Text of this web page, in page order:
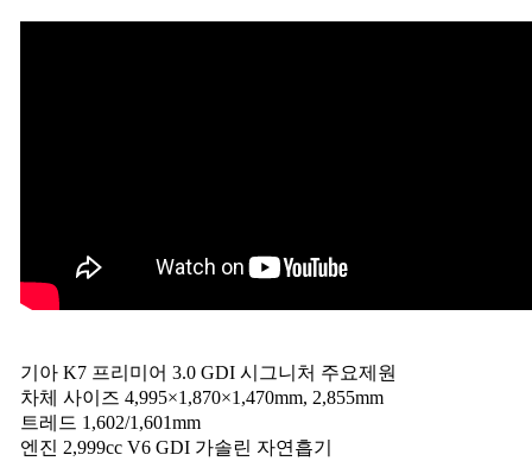
기아 K7 프리미어 3.0 GDI 시그니처 주요제원
차체 사이즈 4,995×1,870×1,470mm, 2,855mm
트레드 1,602/1,601mm
엔진 2,999cc V6 GDI 가솔린 자연흡기